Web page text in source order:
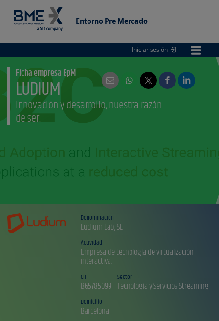
Entorno Pre Mercado
Entorno
Iniciar sesión
Ficha empresa EpM
LUDIUM
Innovación y desarrollo, nuestra razón
de ser.
Denominación
Ludium Lab, SL
Actividad
Empresa de tecnología de virtualización
interactiva.
CIF
B65785099
Sector
Tecnología y Servicios Streaming
Domicilio
Barcelona